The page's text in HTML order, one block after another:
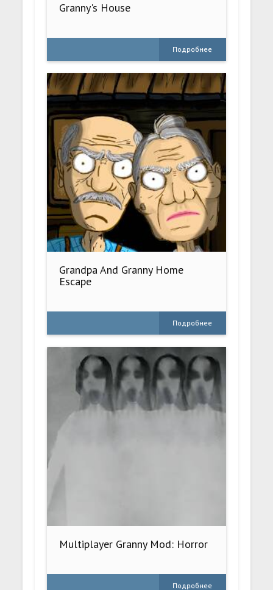
Granny's House
Подробнее
Grandpa And Granny Home
Escape
Подробнее
Multiplayer Granny Mod: Horror
Подробнее